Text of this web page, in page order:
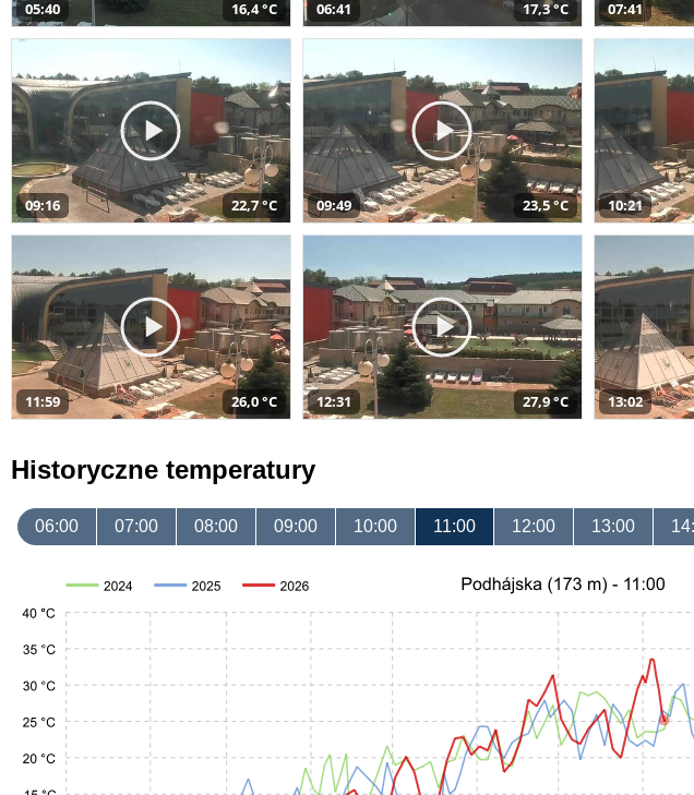
05:40 16,4 °C 06:41 17,3 °C 07:41
09:16 22,7 °C 09:49 23,5 °C 10:21
11:59 26,0 °C 12:31 27,9 °C 13:02
Historyczne temperatury
06:00 07:00 08:00 09:00 10:00 11:00 12:00 13:00